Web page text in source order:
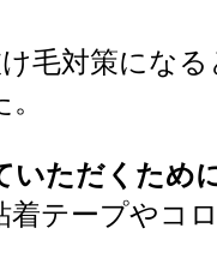
毛対策にな
いただくため
着テープやコ